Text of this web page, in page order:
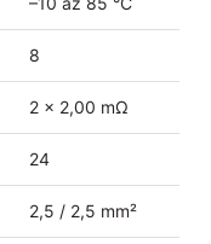
8
2 × 2,00 mΩ
24
2,5 / 2,5 mm²